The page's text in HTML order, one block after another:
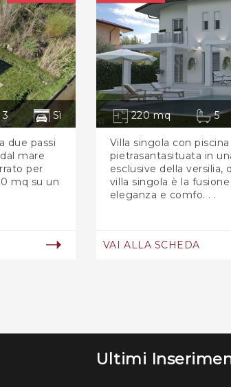
3 Sì
due passi
mare
per
mq su un
220 mq 5
Villa singola con
pietrasantasituata in
esclusive della versilia,
villa singola è la
eleganza e comfo. . .
VAI ALLA SCHEDA
Ultimi